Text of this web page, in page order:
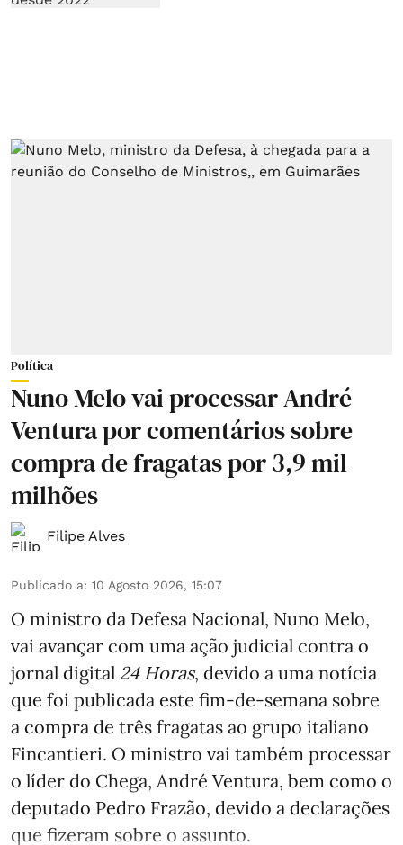
Política
Nuno Melo vai processar André
Ventura por comentários sobre
compra de fragatas por 3,9 mil
milhões
Filipe Alves
Publicado a: 10 Agosto 2026, 15:07
O ministro da Defesa Nacional, Nuno Melo,
vai avançar com uma ação judicial contra o
jornal digital 24 Horas, devido a uma notícia
que foi publicada este fim-de-semana sobre
a compra de três fragatas ao grupo italiano
Fincantieri. O ministro vai também processar
o líder do Chega, André Ventura, bem como o
deputado Pedro Frazão, devido a declarações
que fizeram sobre o assunto.